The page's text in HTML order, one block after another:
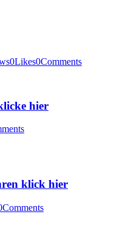
0Likes0Comments
hier
klick hier
Comments